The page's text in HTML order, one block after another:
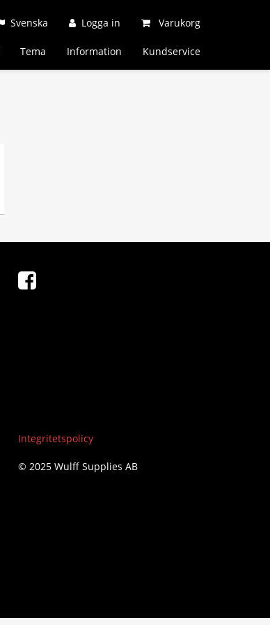
Svenska Logga in Varukorg
Tema Information Kundservice
Integritetspolicy
© 2025 Wulff Supplies AB